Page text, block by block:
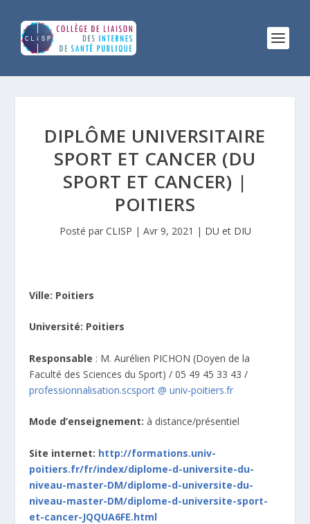
DIPLÔME UNIVERSITAIRE
SPORT ET CANCER (DU
SPORT ET CANCER) |
POITIERS
Posté par CLISP | Avr 9, 2021 | DU et DIU
Ville: Poitiers
Université: Poitiers
Responsable : M. Aurélien PICHON (Doyen de la
Faculté des Sciences du Sport) / 05 49 45 33 43 /
professionnalisation.scsport @ univ-poitiers.fr
Mode d’enseignement:à distance/présentiel
Site internet: http://formations.univ-
poitiers.fr/fr/index/diplome-d-universite-du-
niveau-master-DM/diplome-d-universite-du-
niveau-master-DM/diplome-d-universite-sport-
et-cancer-JQQUA6FE.html